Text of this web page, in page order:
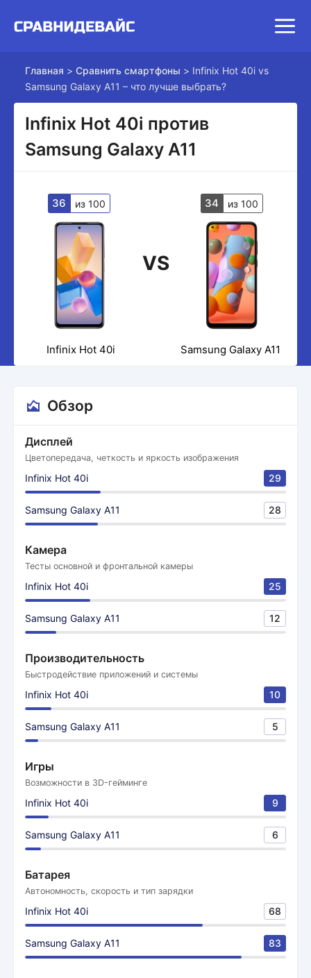
Главная > Сравнить смартфоны > Infinix Hot 40i vs
Samsung Galaxy A11 – что лучше выбрать?
Infinix Hot 40i против
Samsung Galaxy A11
36 из 100
VS
34 из 100
Infinix Hot 40i Samsung Galaxy A11
Обзор
Дисплей
Цветопередача, четкость и яркость изображения
Infinix Hot 40i 29
Samsung Galaxy A11 28
Камера
Тесты основной и фронтальной камеры
Infinix Hot 40i 25
Samsung Galaxy A11 12
Производительность
Быстродействие приложений и системы
Infinix Hot 40i 10
Samsung Galaxy A11 5
Игры
Возможности в 3D-гейминге
Infinix Hot 40i 9
Samsung Galaxy A11 6
Батарея
Автономность, скорость и тип зарядки
Infinix Hot 40i 68
Samsung Galaxy A11 83